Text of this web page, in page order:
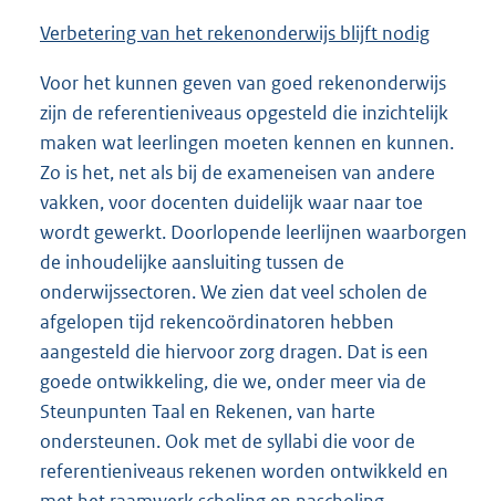
Verbetering van het rekenonderwijs blijft nodig
Voor het kunnen geven van goed rekenonderwijs
zijn de referentieniveaus opgesteld die inzichtelijk
maken wat leerlingen moeten kennen en kunnen.
Zo is het, net als bij de exameneisen van andere
vakken, voor docenten duidelijk waar naar toe
wordt gewerkt. Doorlopende leerlijnen waarborgen
de inhoudelijke aansluiting tussen de
onderwijssectoren. We zien dat veel scholen de
afgelopen tijd rekencoördinatoren hebben
aangesteld die hiervoor zorg dragen. Dat is een
goede ontwikkeling, die we, onder meer via de
Steunpunten Taal en Rekenen, van harte
ondersteunen. Ook met de syllabi die voor de
referentieniveaus rekenen worden ontwikkeld en